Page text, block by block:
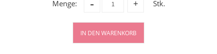
Menge:
+
- Stk.
IN DEN WARENKORB